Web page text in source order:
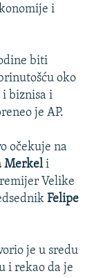
i
biti
oko
biznisa i
je AP.
očekuje na
Merkeli
Velike
Felipe
je u sredu
i rekao da je